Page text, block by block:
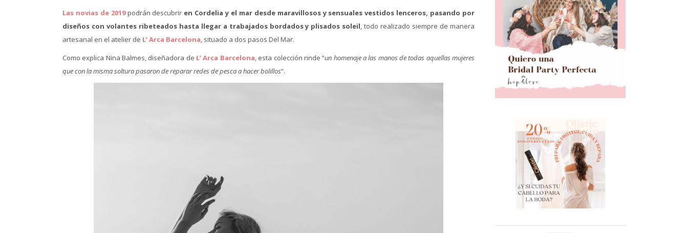
Las novias de 2019podrán descubrir en Cordelia y el mar desde maravillosos y sensuales vestidos lenceros, pasando por
diseños con volantes ribeteados hasta llegar a trabajados bordados y plisados soleil, todo realizado siempre de manera
artesanal en el atelier de L’ Arca Barcelona, situado a dos pasos Del Mar.
Como explica Nina Balmes, diseñadora de L’ Arca Barcelona, esta colección rinde “un homenaje a las manos de todas aquellas mujeres
que con la misma soltura pasaron de reparar redes de pesca a hacer bolillos”.